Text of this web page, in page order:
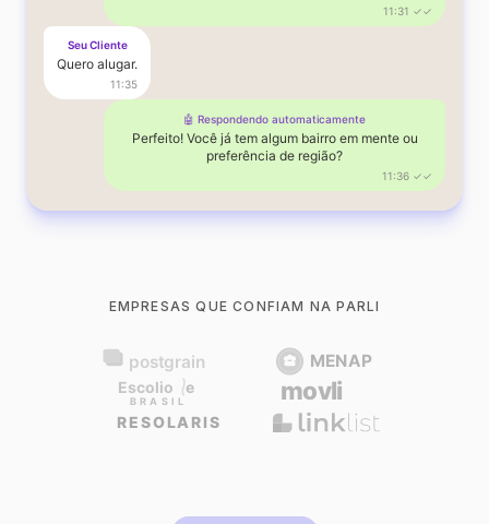
11:31 ✓✓
Seu Cliente
Quero alugar.
11:35
🤖 Respondendo automaticamente
Perfeito! Você já tem algum bairro em mente ou
preferência de região?
11:36 ✓✓
EMPRESAS QUE CONFIAM NA PARLI